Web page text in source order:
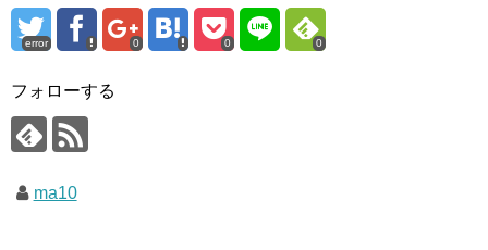
error 0 0 0
フォローする
ma10